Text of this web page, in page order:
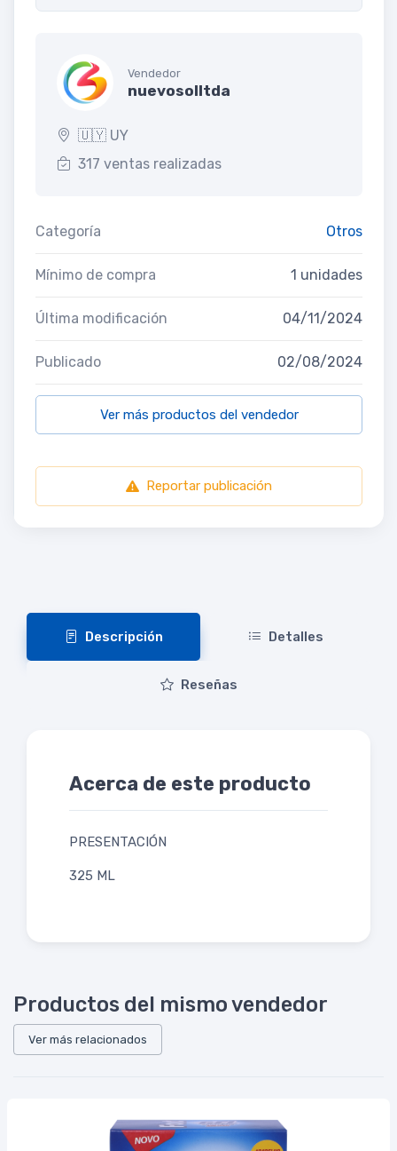
Vendedor
nuevosolltda
🇺🇾 UY
317 ventas realizadas
Categoría Otros
Mínimo de compra 1 unidades
Última modificación 04/11/2024
Publicado 02/08/2024
Ver más productos del vendedor
Reportar publicación
Descripción Detalles
Reseñas
Acerca de este producto
PRESENTACIÓN
325 ML
Productos del mismo vendedor
Ver más relacionados